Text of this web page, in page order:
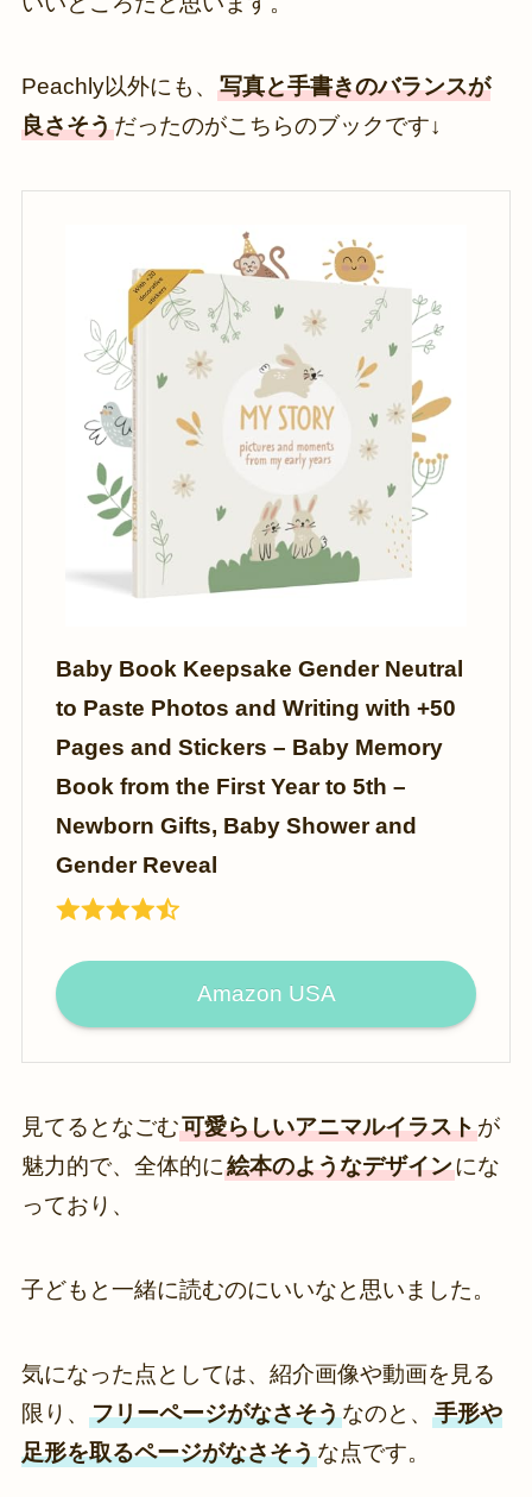
Peachly以外にも、 写真と手書きのバランスが
良さそうだったのがこちらのブックです↓
Baby Book Keepsake Gender Neutral
to Paste Photos and Writing with +50
Pages and Stickers – Baby Memory
Book from the First Year to 5th –
Newborn Gifts, Baby Shower and
Gender Reveal
Amazon USA
見てるとなごむ可愛らしいアニマルイラストが
魅力的で、全体的に絵本のようなデザインにな
っており、
子どもと一緒に読むのにいいなと思いました。
気になった点としては、紹介画像や動画を見る
限り、 フリーページがなさそうなのと、 手形や
足形を取るページがなさそうな点です。